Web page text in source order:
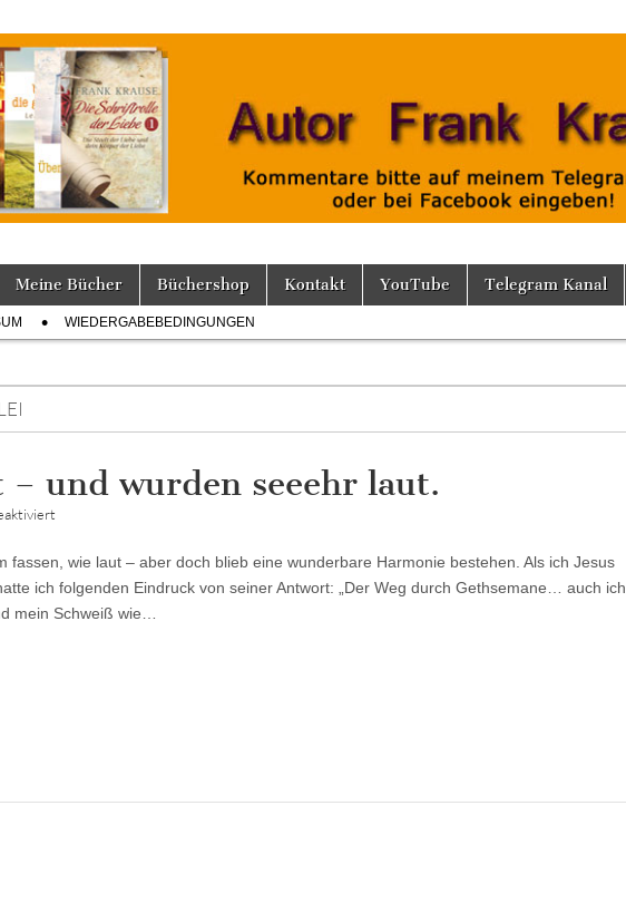
Meine Bücher Büchershop Kontakt YouTube Telegram Kanal
WIEDERGABEBEDINGUNGEN
und wurden seeehr laut.
im
Gebet
und
fassen, wie laut – aber doch blieb eine wunderbare Harmonie bestehen. Als ich Jesus
ich folgenden Eindruck von seiner Antwort: „Der Weg durch Gethsemane… auch ich
mein Schweiß wie…